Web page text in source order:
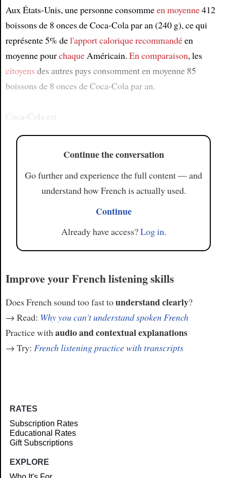
Aux États-Unis, une personne consommeen moyenne412
boissons de 8 onces de Coca-Cola par an (240 g), ce qui
représente 5% del'apport caloriquerecommandéen
moyenne pourchaqueAméricain. En comparaison, les
citoyens des autres pays consomment en moyenne 85
boissons de 8 onces de Coca-Cola par an.
Coca-Cola est
Continue the conversation
Go further and experience the full content — and
understand how French is actually used.
Continue
Already have access?Log in.
Improve your French listening skills
Does French sound too fast tounderstand clearly?
→ Read: Why you can't understand spoken French
Practice with audio and contextual explanations
→ Try: French listening practice with transcripts
RATES
Subscription Rates
Educational Rates
Gift Subscriptions
EXPLORE